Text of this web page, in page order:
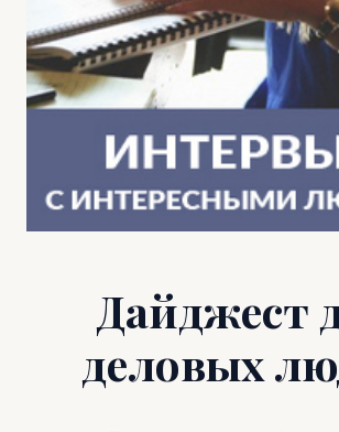
Дайджест
деловых